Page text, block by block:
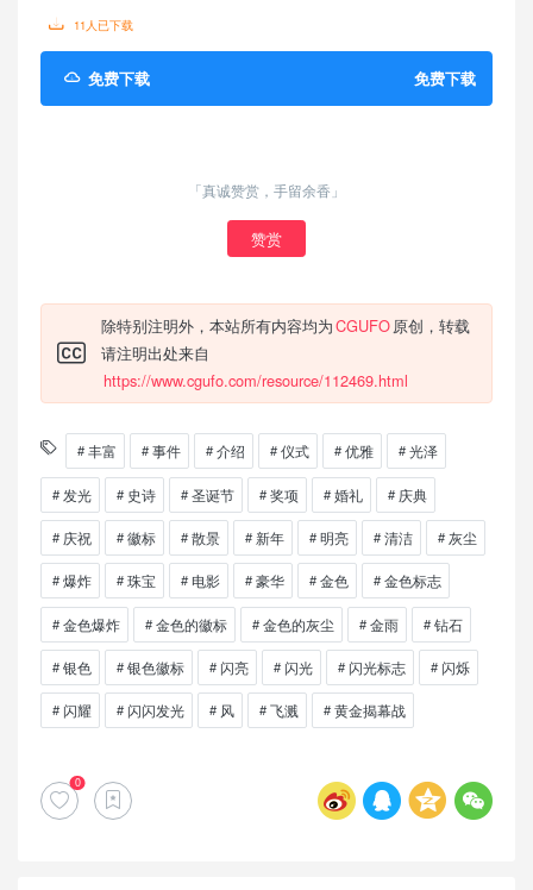
11人已下载
免费下载 免费下载
「真诚赞赏，手留余香」
赞赏
除特别注明外，本站所有内容均为CGUFO原创，转载
请注明出处来自
https://www.cgufo.com/resource/112469.html
丰富 事件 介绍 仪式 优雅 光泽
发光 史诗 圣诞节 奖项 婚礼 庆典
庆祝 徽标 散景 新年 明亮 清洁 灰尘
爆炸 珠宝 电影 豪华 金色 金色标志
金色爆炸 金色的徽标 金色的灰尘 金雨 钻石
银色 银色徽标 闪亮 闪光 闪光标志 闪烁
闪耀 闪闪发光 风 飞溅 黄金揭幕战
0